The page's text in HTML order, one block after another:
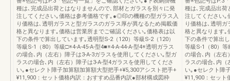
種は､完成品出荷とはなりませんので､部材とガラスを別々に発
注してください｡価格は参考価格です｡●◎印の機種の型ガラス入
り価格は､透明ガラスと型ガラスのガラス厚が異なるため掲載価
格と異なります｡価格は営業所までご確認ください｡価格表は以
下の条件で算出しています｡透明型S-2（120）等級S-2（120）
等級S-1（80）等級□※4-A-45-A-型4■※4-A-44-A-型4※透明ガラス
の場合､内（左右）障子は3-A-3ガラスを使用してください｡型ガ
ラスの場合､内（左右）障子は3-A-型4ガラスを使用してくださ
い｡●セレクト障子加算額加算額大型把手+¥5,300アシスト把手+
¥11,900：セット価格内訳：おすすめ品番内訳●部材構成図枠
種は､完成品出荷
注してください
り価格は､透明
格と異なります｡
下の条件で算出
等級S-1（80）等
の場合､内（左右
ラスの場合､内（
い｡●セレクト障
¥11,900：セット